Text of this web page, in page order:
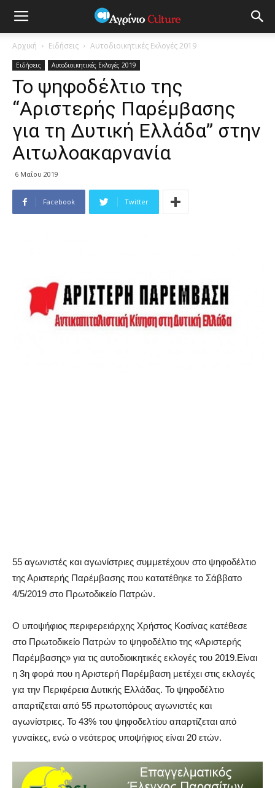
Αρχική Ειδήσεις Αυτοδιοικητικές Εκλογές 2019
Ειδήσεις Αυτοδιοικητικές Εκλογές 2019
Το ψηφοδέλτιο της
“Αριστερής Παρέμβασης
για τη Δυτική Ελλάδα” στην
Αιτωλοακαρνανία
6 Μαΐου 2019
Facebook Twitter
55 αγωνιστές και αγωνίστριες συμμετέχουν στο ψηφοδέλτιο
της Αριστερής Παρέμβασης που κατατέθηκε το Σάββατο
4/5/2019 στο Πρωτοδικείο Πατρών.
Ο υποψήφιος περιφερειάρχης Χρήστος Κοσίνας κατέθεσε
στο Πρωτοδικείο Πατρών το ψηφοδέλτιο της «Αριστερής
Παρέμβασης» για τις αυτοδιοικητικές εκλογές του 2019.Είναι
η 3η φορά που η Αριστερή Παρέμβαση μετέχει στις εκλογές
για την Περιφέρεια Δυτικής Ελλάδας. Το ψηφοδέλτιο
απαρτίζεται από 55 πρωτοπόρους αγωνιστές και
αγωνίστριες. Το 43% του ψηφοδελτίου απαρτίζεται από
γυναίκες, ενώ ο νεότερος υποψήφιος είναι 20 ετών.